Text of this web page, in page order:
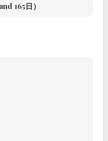
165日）